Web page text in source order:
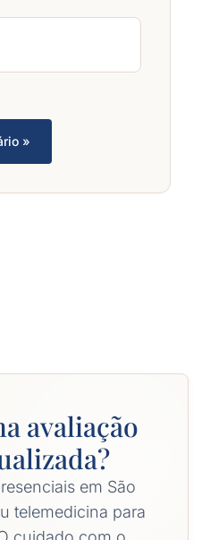
avaliação
em São
telemedicina para